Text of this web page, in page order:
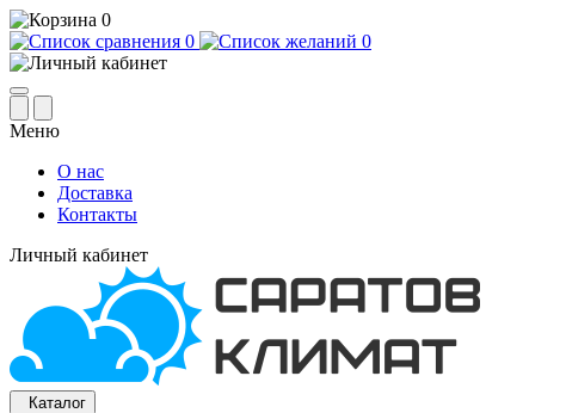
0
0
0
Меню
О нас
Доставка
Контакты
Личный кабинет
Каталог